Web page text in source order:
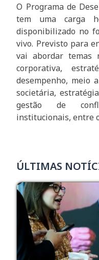
O Programa de
tem uma carga
disponibilizado no
vivo. Previsto para
vai abordar temas
corporativa,
desempenho, meio
societária,
gestão de
institucionais, entre
ÚLTIMAS